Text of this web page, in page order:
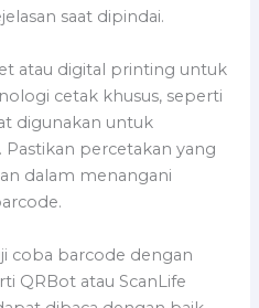
saat dipindai.
atau digital printing untuk
cetak khusus, seperti
digunakan untuk
percetakan yang
dalam menangani
coba barcode dengan
QRBot atau ScanLife